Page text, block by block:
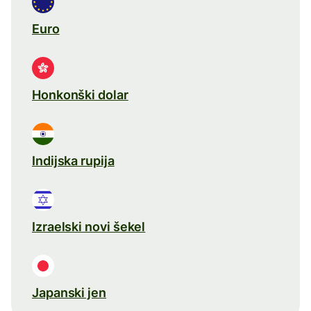
Euro
Honkonški dolar
Indijska rupija
Izraelski novi šekel
Japanski jen